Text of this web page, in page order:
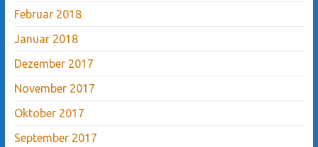
Februar 2018
Januar 2018
Dezember 2017
November 2017
Oktober 2017
September 2017